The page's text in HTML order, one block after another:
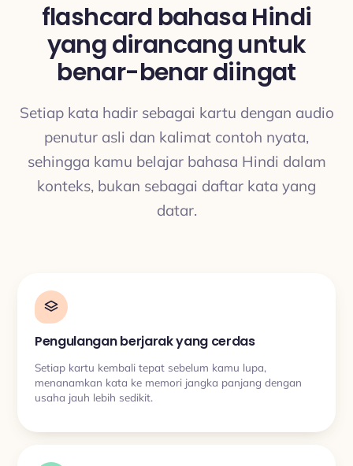
flashcard bahasa Hindi
yang dirancang untuk
benar-benar diingat
Setiap kata hadir sebagai kartu dengan audio
penutur asli dan kalimat contoh nyata,
sehingga kamu belajar bahasa Hindi dalam
konteks, bukan sebagai daftar kata yang
datar.
Pengulangan berjarak yang cerdas
Setiap kartu kembali tepat sebelum kamu lupa,
menanamkan kata ke memori jangka panjang dengan
usaha jauh lebih sedikit.